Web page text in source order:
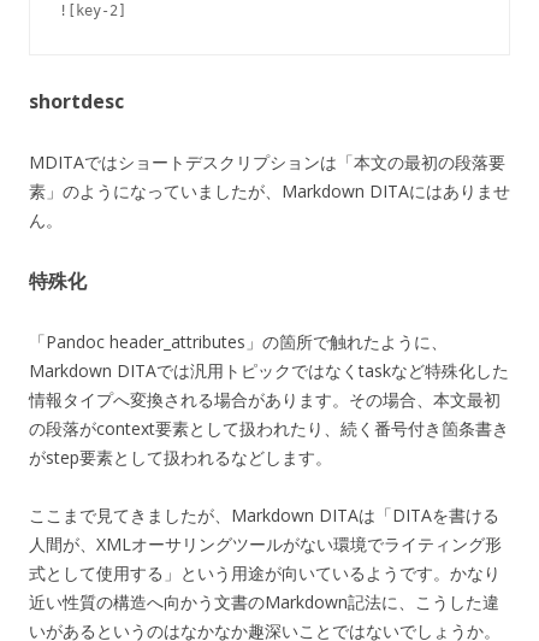
![key-2]
shortdesc
MDITAではショートデスクリプションは「本文の最初の段落要
素」のようになっていましたが、Markdown DITAにはありませ
ん。
特殊化
「Pandoc header_attributes」の箇所で触れたように、
Markdown DITAでは汎用トピックではなくtaskなど特殊化した
情報タイプへ変換される場合があります。その場合、本文最初
の段落がcontext要素として扱われたり、続く番号付き箇条書き
がstep要素として扱われるなどします。
ここまで見てきましたが、Markdown DITAは「DITAを書ける
人間が、XMLオーサリングツールがない環境でライティング形
式として使用する」という用途が向いているようです。かなり
近い性質の構造へ向かう文書のMarkdown記法に、こうした違
いがあるというのはなかなか趣深いことではないでしょうか。